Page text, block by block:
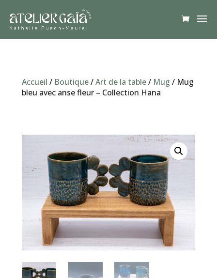
Accueil / Boutique/Art de la table/ Mug / Mug
bleu avec anse fleur – Collection Hana